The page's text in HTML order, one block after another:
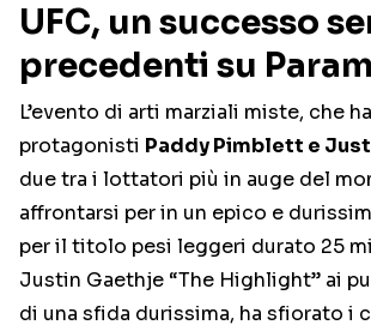
UFC, un successo
precedenti su
L’evento di arti marziali miste, che
protagonisti Paddy Pimblett e
due tra i lottatori più in auge del
affrontarsi per in un epico e
per il titolo pesi leggeri durato 25
Justin Gaethje “The Highlight” ai
di una sfida durissima, ha sfiorato i